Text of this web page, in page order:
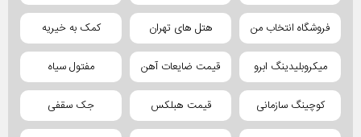
فروشگاه انتخاب من هتل های تهران کمک به خیریه
میکروبلیدینگ ابرو قیمت ضایعات آهن مفتول سیاه
کوچینگ سازمانی قیمت هبلکس جک سقفی